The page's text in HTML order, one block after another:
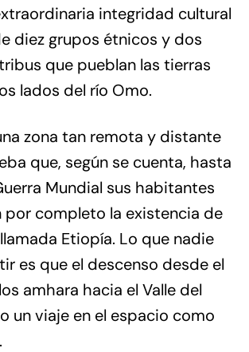
integridad cultural
diez grupos étnicos y dos
que pueblan las tierras
lados del río Omo.
zona tan remota y distante
que, según se cuenta, hasta
Mundial sus habitantes
por completo la existencia de
Etiopía. Lo que nadie
es que el descenso desde el
amhara hacia el Valle del
un viaje en el espacio como